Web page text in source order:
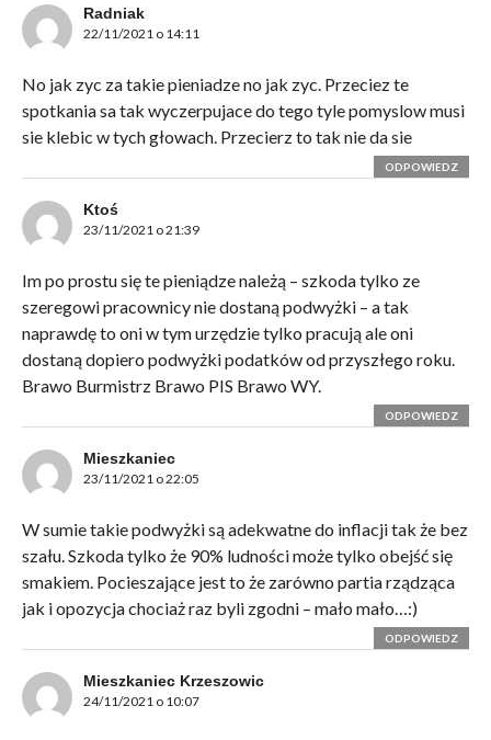
Radniak
22/11/2021 o 14:11
No jak zyc za takie pieniadze no jak zyc. Przeciez te
spotkania sa tak wyczerpujace do tego tyle pomyslow musi
sie klebic w tych głowach. Przecierz to tak nie da sie
ODPOWIEDZ
Ktoś
23/11/2021 o 21:39
Im po prostu się te pieniądze należą – szkoda tylko ze
szeregowi pracownicy nie dostaną podwyżki – a tak
naprawdę to oni w tym urzędzie tylko pracują ale oni
dostaną dopiero podwyżki podatków od przyszłego roku.
Brawo Burmistrz Brawo PIS Brawo WY.
ODPOWIEDZ
Mieszkaniec
23/11/2021 o 22:05
W sumie takie podwyżki są adekwatne do inflacji tak że bez
szału. Szkoda tylko że 90% ludności może tylko obejść się
smakiem. Pocieszające jest to że zarówno partia rządząca
jak i opozycja chociaż raz byli zgodni – mało mało…:)
ODPOWIEDZ
Mieszkaniec Krzeszowic
24/11/2021 o 10:07